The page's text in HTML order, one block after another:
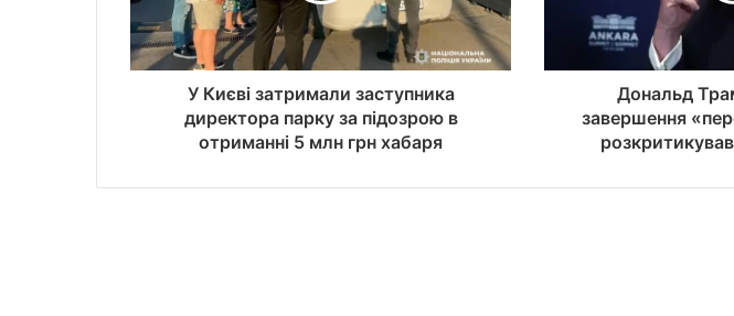
У Києві затримали заступника
директора парку за підозрою в
отриманні 5 млн грн хабаря
Дональд
завершення